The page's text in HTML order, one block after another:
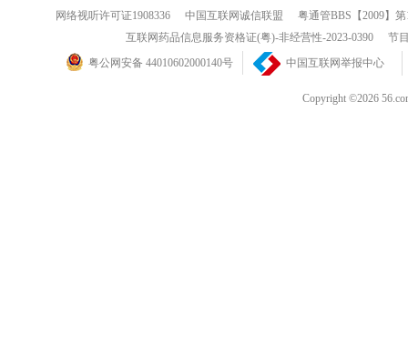
网络视听许可证1908336 中国互联网诚信联盟
粤通管BBS【2009】
互联网药品信息服务资格证(粤)-非经营性-2023-0390
节
粤公网安备 44010602000140号
中国互联网举报中心
Copyright ©2026